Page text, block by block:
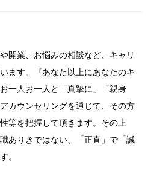
開業、お悩みの相談など、キャリ
ます。『あなた以上にあなたのキ
一人お一人と「真摯に」「親身
カウンセリングを通じて、その方
等を把握して頂きます。その上
ありきではない、「正直」で「誠
。